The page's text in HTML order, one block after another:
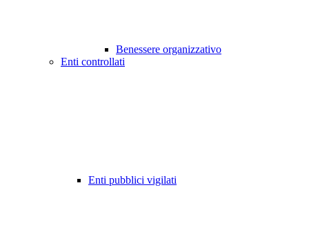
Benessere organizzativo
Enti controllati
Enti pubblici vigilati